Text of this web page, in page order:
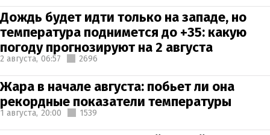
Дождь будет идти только на западе, но
температура поднимется до +35: какую
погоду прогнозируют на 2 августа
2 августа, 06:57 2696
Жара в начале августа: побьет ли она
рекордные показатели температуры
1 августа, 20:00 1539